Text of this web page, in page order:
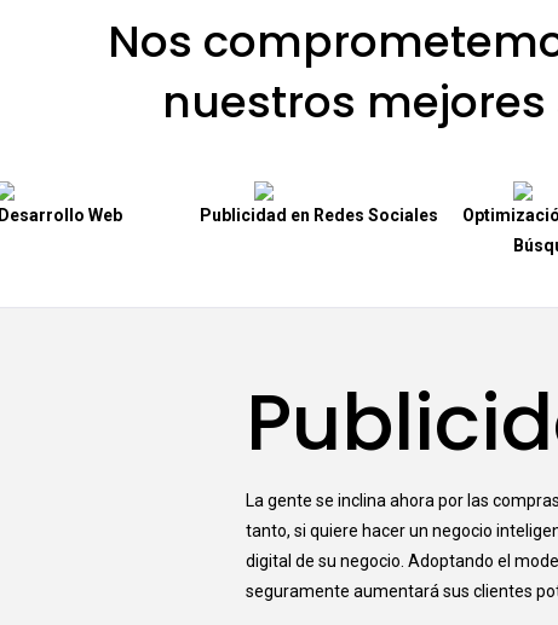
Nos
nuestros
Desarrollo Web Publicidad en Redes Sociales
La gente se inclina ahora por las
tanto, si quiere hacer un negocio
digital de su negocio. Adoptando el
seguramente aumentará sus clientes